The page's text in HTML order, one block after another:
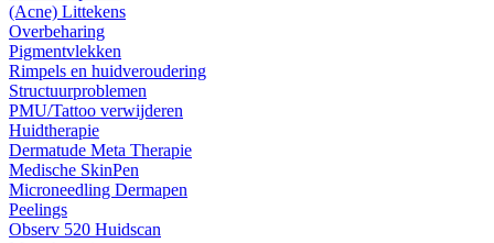
(Acne) Littekens
Overbeharing
Pigmentvlekken
Rimpels en huidveroudering
Structuurproblemen
PMU/Tattoo verwijderen
Huidtherapie
Dermatude Meta Therapie
Medische SkinPen
Microneedling Dermapen
Peelings
Observ 520 Huidscan